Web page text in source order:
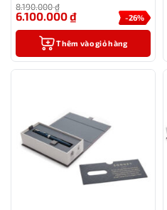
8.190.000₫
-26%
6.100.000₫
Thêm vào giỏ hàng